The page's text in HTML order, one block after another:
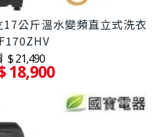
公斤溫水變頻直立式洗衣
$ 21,490
18,900